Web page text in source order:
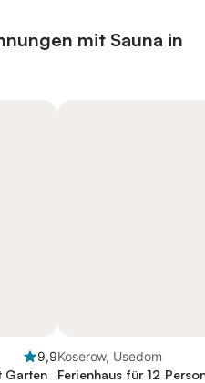
mit Sauna in
9,9
Garten
Koserow, Usedom
Ferienhaus für 12